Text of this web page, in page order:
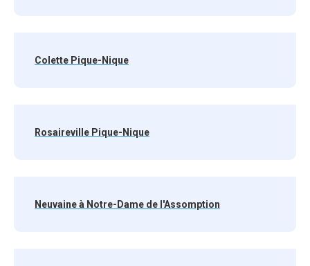
Colette Pique-Nique
Rosaireville Pique-Nique
Neuvaine à Notre-Dame de l'Assomption